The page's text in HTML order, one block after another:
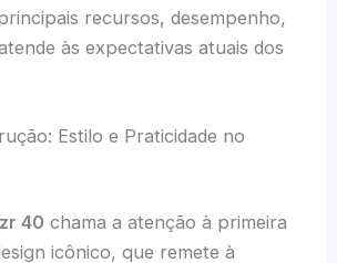
recursos, desempenho,
às expectativas atuais dos
Estilo e Praticidade no
40 chama a atenção à primeira
icônico, que remete à